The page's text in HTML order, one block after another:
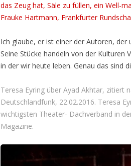
das Zeug hat, Säle zu füllen, ein Well-
Frauke Hartmann, Frankfurter
Ich glaube, er ist einer der Autoren,
Seine Stücke handeln von der Kulturen
in der wir heute leben. Genau das sind
Teresa Eyring über Ayad Akhtar, zitiert
Deutschlandfunk, 22.02.2016. Teresa
wichtigsten Theater- Dachverband in
Magazine.